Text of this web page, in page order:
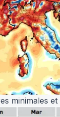
minimales